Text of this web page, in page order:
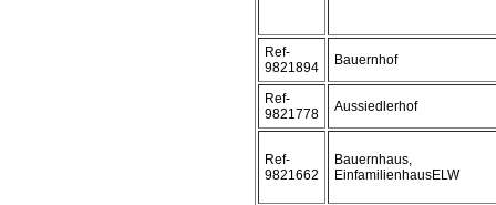
Ref-
9821894
Bauernhof
Ref-
9821778
Aussiedlerhof
Ref-
9821662
Bauernhaus,
EinfamilienhausELW